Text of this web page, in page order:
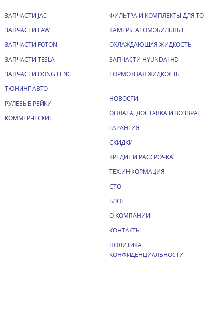
ЗАПЧАСТИ JAC
ЗАПЧАСТИ FAW
ЗАПЧАСТИ FOTON
ЗАПЧАСТИ TESLA
ЗАПЧАСТИ DONG FENG
ТЮНИНГ АВТО
РУЛЕВЫЕ РЕЙКИ
КОММЕРЧЕСКИЕ
ФИЛЬТРА И КОМПЛЕКТЫ ДЛЯ ТО
КАМЕРЫ АТОМОБИЛЬНЫЕ
ОХЛАЖДАЮЩАЯ ЖИДКОСТЬ
ЗАПЧАСТИ HYUNDAI HD
ТОРМОЗНАЯ ЖИДКОСТЬ
НОВОСТИ
ОПЛАТА, ДОСТАВКА И ВОЗВРАТ
ГАРАНТИЯ
СКИДКИ
КРЕДИТ И РАССРОЧКА
ТЕХ.ИНФОРМАЦИЯ
СТО
БЛОГ
О КОМПАНИИ
КОНТАКТЫ
ПОЛИТИКА
КОНФИДЕНЦИАЛЬНОСТИ